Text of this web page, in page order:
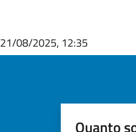
21/08/2025, 12:35
Quanto